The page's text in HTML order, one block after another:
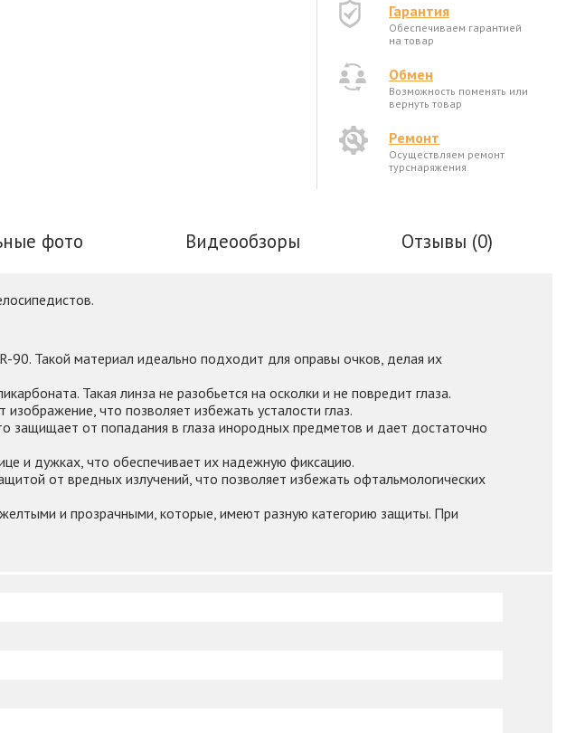
Гарантия
Обеспечиваем гарантией
на товар
Обмен
Возможность поменять или
вернуть товар
Ремонт
Осуществляем ремонт
турснаряжения
фото Видеообзоры Отзывы (0)
90. Такой материал идеально подходит для оправы очков, делая их
Такая линза не разобьется на осколки и не повредит глаза.
что позволяет избежать усталости глаз.
защищает от попадания в глаза инородных предметов и дает достаточно
и дужках, что обеспечивает их надежную фиксацию.
от вредных излучений, что позволяет избежать офтальмологических
и прозрачными, которые, имеют разную категорию защиты. При